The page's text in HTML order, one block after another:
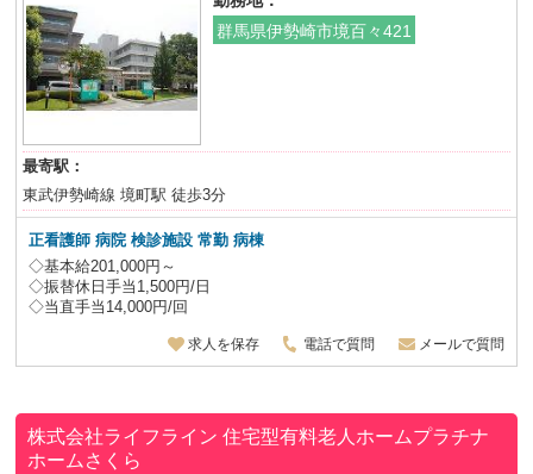
群馬県伊勢崎市境百々421
最寄駅：
東武伊勢崎線 境町駅 徒歩3分
正看護師 病院 検診施設 常勤 病棟
◇基本給201,000円～
◇振替休日手当1,500円/日
◇当直手当14,000円/回
求人を保存 電話で質問 メールで質問
株式会社ライフライン住宅型有料老人ホームプラチナ
ホームさくら